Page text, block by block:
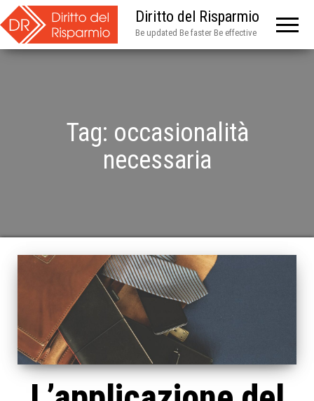
Diritto del Risparmio
Be updated Be faster Be effective
Tag: occasionalità
necessaria